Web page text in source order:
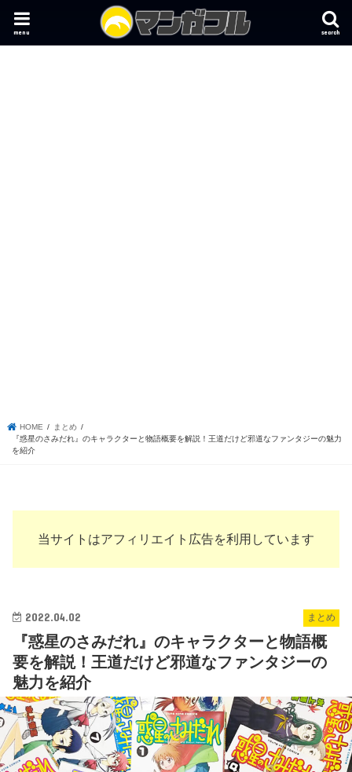
search
menu
HOME
まとめ
『惑星のさみだれ』のキャラクターと物語概要を解説！王道だけど邪道なファンタジーの魅力
を紹介
当サイトはアフィリエイト広告を利用しています
まとめ
2022.04.02
『惑星のさみだれ』のキャラクターと物語概
要を解説！王道だけど邪道なファンタジーの
魅力を紹介